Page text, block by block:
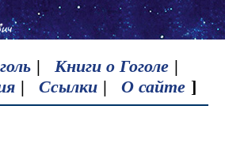
| Книги о Гоголе |
| Ссылки | О сайте ]